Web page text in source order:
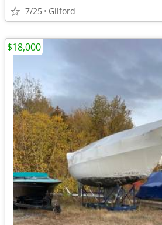
7/25 Gilford
$18,000